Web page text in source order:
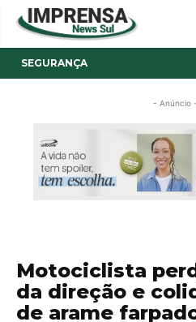
SEGURANÇA
- Anúncio -
Motociclista
da direção e
de arame